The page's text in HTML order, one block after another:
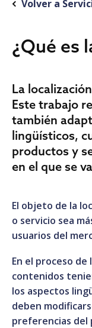
Volver a
¿Qué es
La
Este trabajo
también
lingüísticos,
productos y
en el que se
El objeto de la
o servicio sea
usuarios del
En el proceso
contenidos
los aspectos
deben
preferencias del